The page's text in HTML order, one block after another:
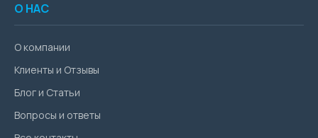
О НАС
О компании
Клиенты и Отзывы
Блог и Статьи
Вопросы и ответы